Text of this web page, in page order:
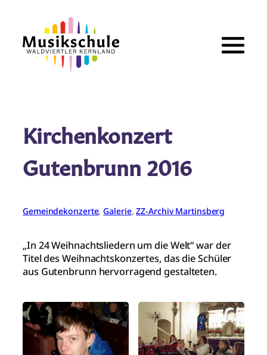
springen
Kirchenkonzert
Gutenbrunn 2016
Gemeindekonzerte, Galerie, ZZ-Archiv Martinsberg
„In 24 Weihnachtsliedern um die Welt“ war der
Titel des Weihnachtskonzertes, das die Schüler
aus Gutenbrunn hervorragend gestalteten.